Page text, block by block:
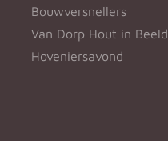
Bouwversnellers
Van Dorp Hout in Beeld
Hoveniersavond